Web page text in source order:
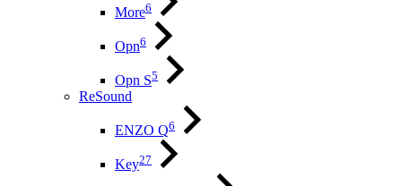
More6
Opn6
Opn S5
ReSound
ENZO Q6
Key27